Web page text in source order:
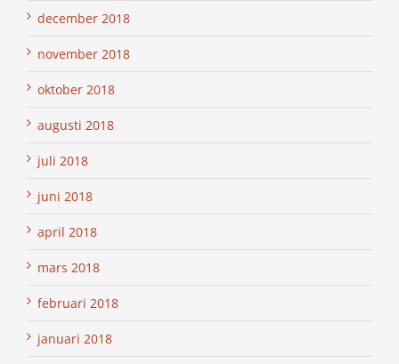
december 2018
november 2018
oktober 2018
augusti 2018
juli 2018
juni 2018
april 2018
mars 2018
februari 2018
januari 2018